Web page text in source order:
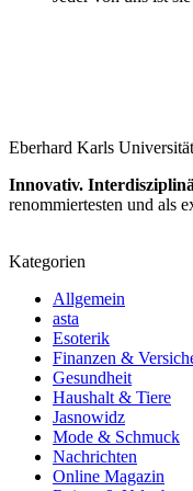
Eberhard Karls Universität
Innovativ.
renommiertesten und als
Kategorien
Allgemein
asta
Esoterik
Finanzen &
Gesundheit
Haushalt & Tiere
Jasnowidz
Mode & Schmuck
Nachrichten
Online Magazin